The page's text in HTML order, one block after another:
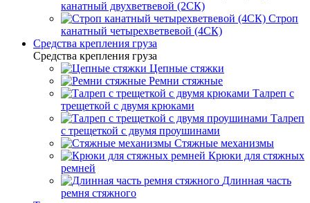
канатный двухветвевой (2СК)
Строп
канатный четырехветвевой (4СК)
Средства крепления груза
Средства крепления груза
Цепные стяжки
Ремни стяжные
Талреп с
трещеткой с двумя крюками
Талреп
с трещеткой с двумя проушинами
Стяжные механизмы
Крюки для стяжных
ремней
Длинная часть
ремня стяжного